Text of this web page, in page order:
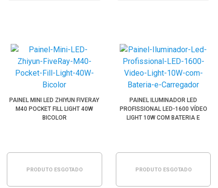
PAINEL MINI LED ZHIYUN FIVERAY
M40 POCKET FILL LIGHT 40W
BICOLOR
PRODUTO ESGOTADO
PAINEL ILUMINADOR LED
PROFISSIONAL LED-1600 VÍDEO
LIGHT 10W COM BATERIA E
PRODUTO ESGOTADO